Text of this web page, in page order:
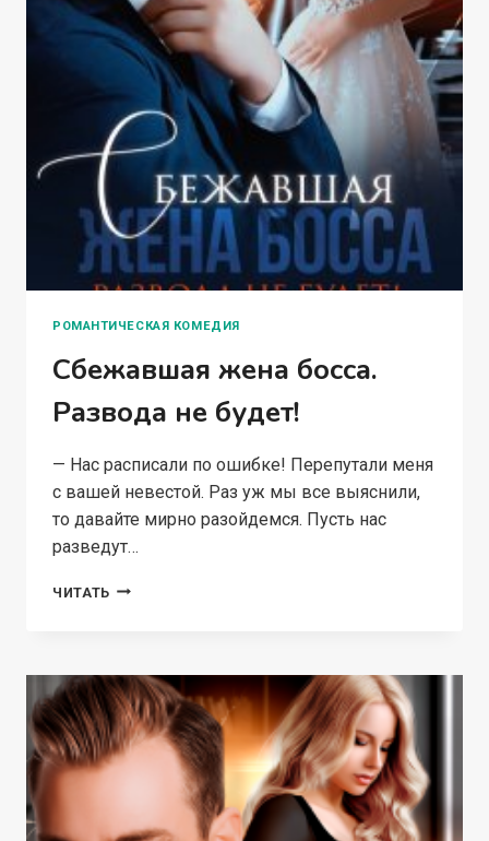
РОМАНТИЧЕСКАЯ КОМЕДИЯ
Сбежавшая жена босса.
Развода не будет!
— Нас расписали по ошибке! Перепутали меня
с вашей невестой. Раз уж мы все выяснили,
то давайте мирно разойдемся. Пусть нас
разведут…
ЧИТАТЬ СБЕЖАВШАЯ
НЕ
БУДЕТ!